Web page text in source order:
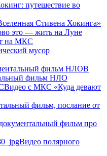
путешествие во
Стивена Хокинга»
это — жить на Луне
на МКС
мусор
В
фильм НЛО
Видео с МКС «Куда девают
фильм, послание от
фильм про
Видео полярного